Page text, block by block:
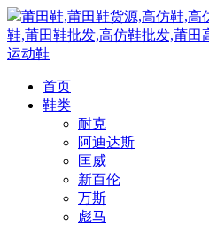
莆田鞋,莆田鞋货源,高仿鞋,高
鞋,莆田鞋批发,高仿鞋批发,莆田
运动鞋
首页
鞋类
耐克
阿迪达斯
匡威
新百伦
万斯
彪马